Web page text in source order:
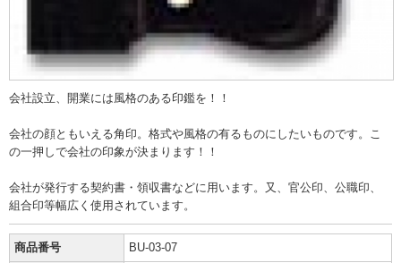
会社設立、開業には風格のある印鑑を！！
会社の顔ともいえる角印。格式や風格の有るものにしたいものです。こ
の一押しで会社の印象が決まります！！
会社が発行する契約書・領収書などに用います。又、官公印、公職印、
組合印等幅広く使用されています。
商品番号 BU-03-07